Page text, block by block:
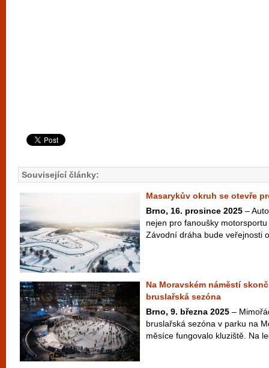
Související články:
Masarykův okruh se otevře
Brno, 16. prosince 2025 –
nejen pro fanoušky
Závodní dráha bude veřejnosti
Na Moravském náměstí
bruslařská sezóna
Brno, 9. března 2025 –⁠
bruslařská sezóna v parku na
měsíce fungovalo kluziště. Na